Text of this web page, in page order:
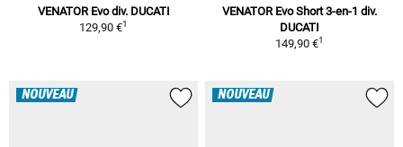
VENATOR Evo div. DUCATI
129,90 €1
VENATOR Evo Short 3-en-1 div.
DUCATI
149,90 €1
NOUVEAU NOUVEAU